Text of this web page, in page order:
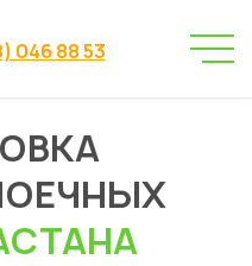
046 88 53
→
Астана
машин
→
машин